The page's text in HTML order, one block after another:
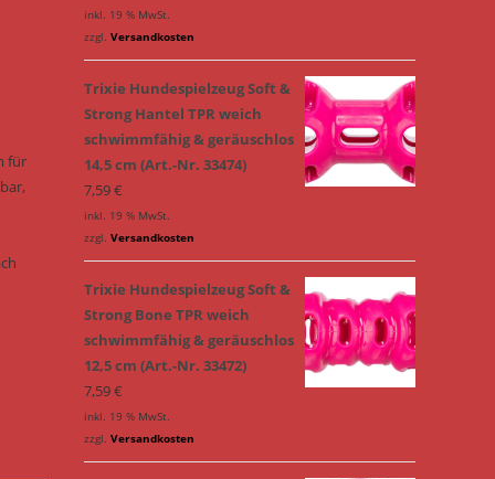
für
inkl. 19 % MwSt.
zzgl. Versandkosten
Trixie Hundespielzeug Soft &
Strong Hantel TPR weich
schwimmfähig & geräuschlos
14,5 cm (Art.-Nr. 33474)
7,59€
inkl. 19 % MwSt.
zzgl. Versandkosten
Trixie Hundespielzeug Soft &
Strong Bone TPR weich
schwimmfähig & geräuschlos
12,5 cm (Art.-Nr. 33472)
7,59€
inkl. 19 % MwSt.
zzgl. Versandkosten